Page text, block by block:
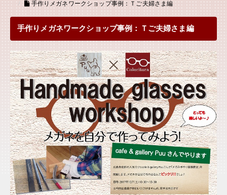
手作りメガネワークショップ事例：Ｔご夫婦さま編
手作りメガネワークショップ事例：Ｔご夫婦さま編